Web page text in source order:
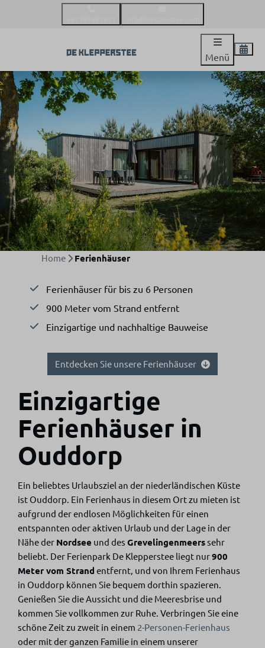
Menü
Home Ferienhäuser
Ferienhäuser für bis zu 6 Personen
900 Meter vom Strand entfernt
Einzigartige und nachhaltige Bauweise
Entdecken Sie unsere Ferienhäuser
Einzigartige
Ferienhäuser in
Ouddorp
Ein beliebtes Urlaubsziel an der niederländischen Küste
ist Ouddorp. Ein Ferienhaus in diesem Ort zu mieten ist
aufgrund der endlosen Möglichkeiten für einen
entspannten oder aktiven Urlaub und der Lage in der
Nähe der Nordsee und desGrevelingenmeerssehr
beliebt. Der Ferienpark De Klepperstee liegt nur900
Meter vom Strand entfernt, und von Ihrem Ferienhaus
in Ouddorp können Sie bequem dorthin spazieren.
Genießen Sie die Aussicht und die Meeresbrise und
kommen Sie vollkommen zur Ruhe. Verbringen Sie eine
schöne Zeit zu zweit in einem 2-Personen-Ferienhaus
oder mit der ganzen Familie in einem unserer